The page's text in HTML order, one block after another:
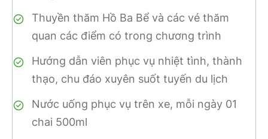
Thuyền thăm Hồ Ba Bể và các vé thăm
quan các điểm có trong chương trình
Hướng dẫn viên phục vụ nhiệt tình, thành
thạo, chu đáo xuyên suốt tuyến du lịch
Nước uống phục vụ trên xe, mỗi ngày 01
chai 500ml